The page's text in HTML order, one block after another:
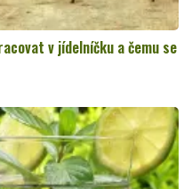
v jídelníčku a čemu se